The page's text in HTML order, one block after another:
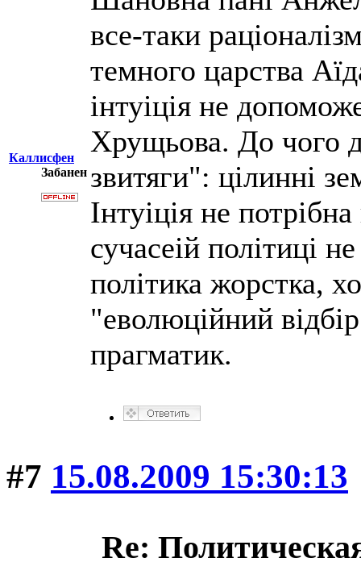
Каллисфен
Забанен
все-таки
темного царства
інтуіція не
Хрущьова. До чого
звитяги": цілинні
Інтуіція не
сучасеій політиці
політика жорстка,
"еволюційний
прагматик.
#7 15.08.2009 15:30:13
Re: